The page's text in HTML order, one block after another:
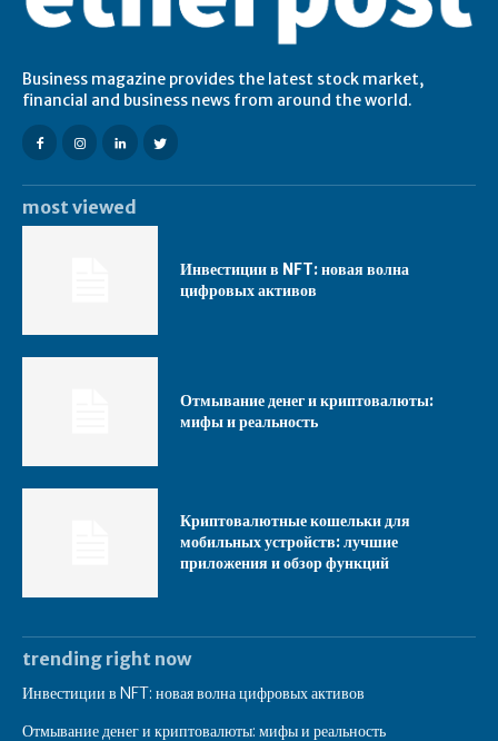
Business magazine provides the latest stock market,
financial and business news from around the world.
most viewed
Инвестиции в NFT: новая волна
цифровых активов
Отмывание денег и криптовалюты:
мифы и реальность
Криптовалютные кошельки для
мобильных устройств: лучшие
приложения и обзор функций
trending right now
Инвестиции в NFT: новая волна цифровых активов
Отмывание денег и криптовалюты: мифы и реальность